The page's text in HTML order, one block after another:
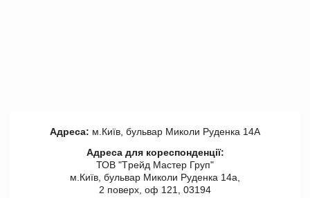
Адреса: м.Київ, бульвар Миколи Руденка 14А
Адреса для кореспонденції:
ТОВ "Tрейд Мастер Груп"
м.Київ, бульвар Миколи Руденка 14а,
2 поверх, оф 121, 03194